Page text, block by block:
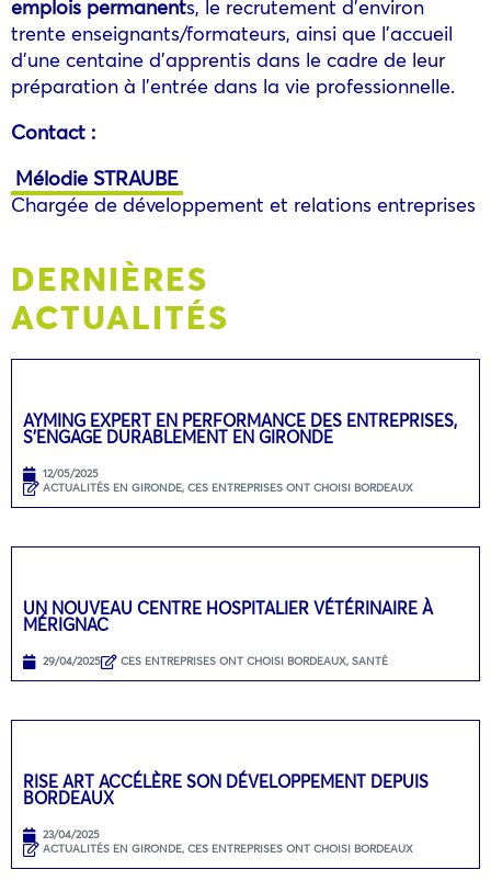
emplois permanents, le recrutement d’environ
trente enseignants/formateurs, ainsi que l’accueil
d’une centaine d’apprentis dans le cadre de leur
préparation à l’entrée dans la vie professionnelle.
Contact :
Mélodie STRAUBE
Chargée de développement et relations entreprises
DERNIÈRES
ACTUALITÉS
AYMING EXPERT EN PERFORMANCE DES ENTREPRISES,
S’ENGAGE DURABLEMENT EN GIRONDE
12/05/2025
ACTUALITÉS EN GIRONDE, CES ENTREPRISES ONT CHOISI BORDEAUX
UN NOUVEAU CENTRE HOSPITALIER VÉTÉRINAIRE À
MÉRIGNAC
29/04/2025 CES ENTREPRISES ONT CHOISI BORDEAUX, SANTÉ
RISE ART ACCÉLÈRE SON DÉVELOPPEMENT DEPUIS
BORDEAUX
23/04/2025
ACTUALITÉS EN GIRONDE, CES ENTREPRISES ONT CHOISI BORDEAUX